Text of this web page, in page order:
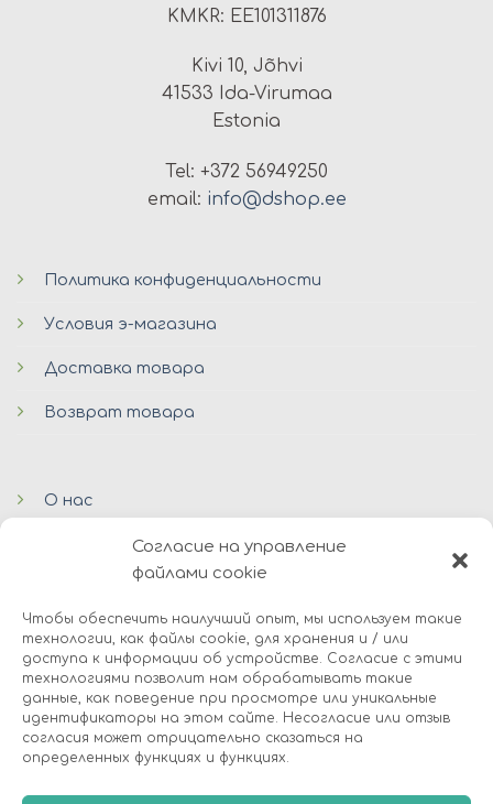
Согласие на управление
файлами cookie
Чтобы обеспечить наилучший опыт, мы используем такие
технологии, как файлы cookie, для хранения и / или
доступа к информации об устройстве. Согласие с этими
технологиями позволит нам обрабатывать такие
данные, как поведение при просмотре или уникальные
идентификаторы на этом сайте. Несогласие или отзыв
согласия может отрицательно сказаться на
определенных функциях и функциях.
KMKR: EE101311876
Kivi 10, Jõhvi
41533 Ida-Virumaa
Estonia
Tel: +372 56949250
email: info@dshop.ee
Политика конфиденциальности
Условия э-магазина
Доставка товара
Возврат товара
О нас
Онлайн магазин
Контакты